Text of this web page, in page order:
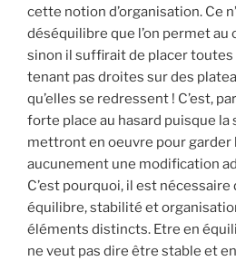
cette notion d’organisation. Ce
déséquilibre que l’on permet au
sinon il suffirait de placer toutes
tenant pas droites sur des
qu’elles se redressent ! C’est,
forte place au hasard puisque la
mettront en oeuvre pour garder
aucunement une modification
C’est pourquoi, il est
équilibre, stabilité et
éléments distincts. Etre en
ne veut pas dire être stable et